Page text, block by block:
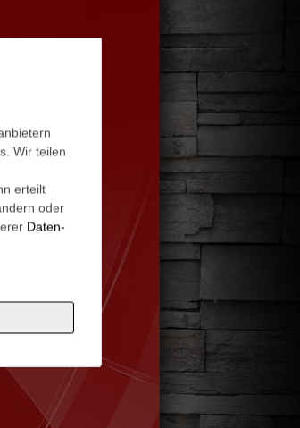
Wir teilen
erteilt
oder
Daten­